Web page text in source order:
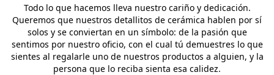
Todo lo que hacemos lleva nuestro cariño y dedicación.
Queremos que nuestros detallitos de cerámica hablen por sí
solos y se conviertan en un símbolo: de la pasión que
sentimos por nuestro oficio, con el cual tú demuestres lo que
sientes al regalarle uno de nuestros productos a alguien, y la
persona que lo reciba sienta esa calidez.